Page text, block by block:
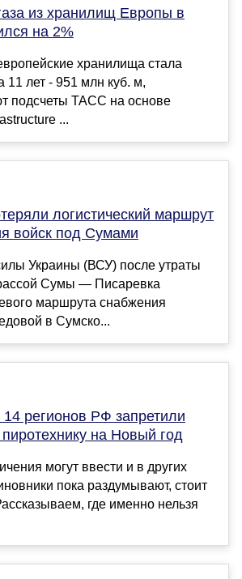
из хранилищ Европы в
на 2%
хранилища стала
11 лет - 951 млн куб. м,
подсчеты ТАСС на основе
...
логистический маршрут
войск под Сумами
Украины (ВСУ) после утраты
Сумы — Писаревка
маршрута снабжения
в Сумско...
регионов РФ запретили
пиротехнику на Новый год
могут ввести и в других
пока раздумывают, стоит
где именно нельзя